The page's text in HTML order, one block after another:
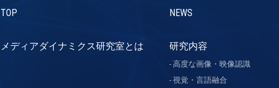
TOP NEWS
メディアダイナミクス研究室とは 研究内容
高度な画像・映像認識
視覚・言語融合